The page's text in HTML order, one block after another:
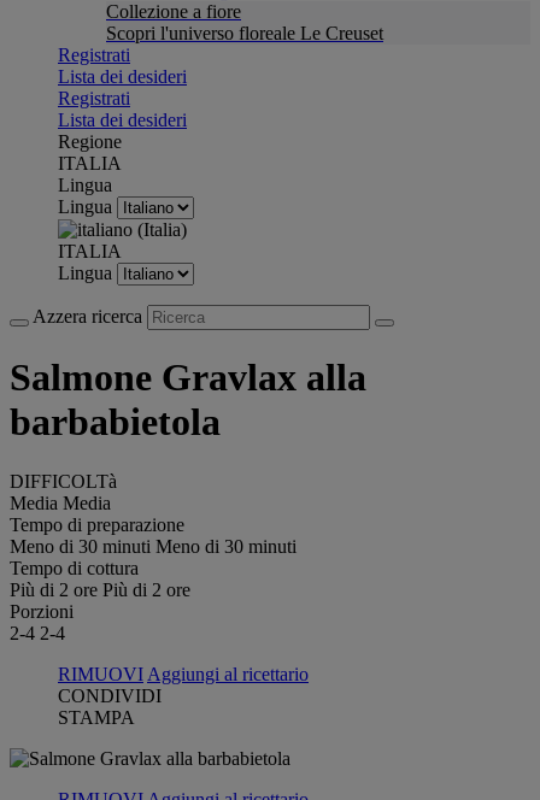
Collezione a fiore
Scopri l'universo floreale Le Creuset
Registrati
Lista dei desideri
Registrati
Lista dei desideri
Regione
ITALIA
Lingua
Lingua
ITALIA
Lingua
Azzera ricerca
Salmone Gravlax alla
barbabietola
DIFFICOLTà
Media Media
Tempo di preparazione
Meno di 30 minuti Meno di 30 minuti
Tempo di cottura
Più di 2 ore Più di 2 ore
Porzioni
2-4 2-4
RIMUOVI Aggiungi al ricettario
CONDIVIDI
STAMPA